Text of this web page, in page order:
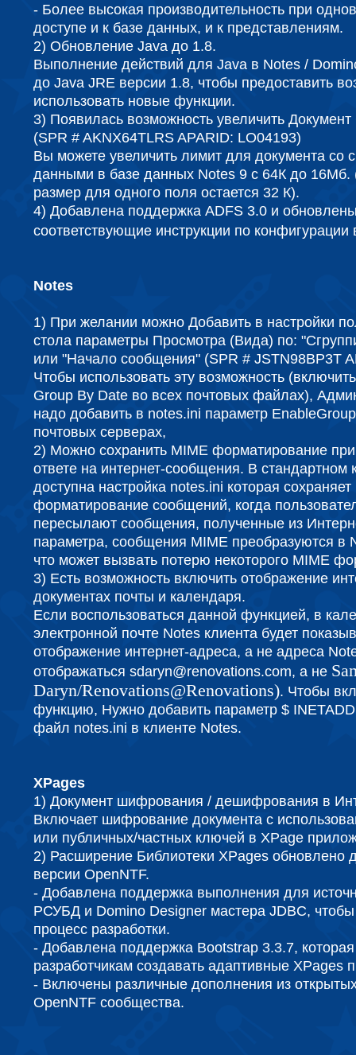
- Более высокая производительность при
доступе и к базе данных, и к представлениям.
2) Обновление Java до 1.8.
Выполнение действий для Java в Notes /
до Java JRE версии 1.8, чтобы предоставить
использовать новые функции.
3) Появилась возможность увеличить
(SPR # AKNX64TLRS APARID: LO04193)
Вы можете увеличить лимит для документа со
данными в базе данных Notes 9 с 64К до
размер для одного поля остается 32 К).
4) Добавлена поддержка ADFS 3.0 и
соответствующие инструкции по конфигурации
Notes
1) При желании можно Добавить в настройки
стола параметры Просмотра (Вида) по:
или "Начало сообщения" (SPR # JSTN98BP3T
Чтобы использовать эту возможность
Group By Date во всех почтовых файлах),
надо добавить в notes.ini параметр
почтовых серверах,
2) Можно сохранить MIME форматирование
ответе на интернет-сообщения. В стандартном
доступна настройка notes.ini которая
форматирование сообщений, когда
пересылают сообщения, полученные из
параметра, сообщения MIME преобразуются в
что может вызвать потерю некоторого MIME
3) Есть возможность включить отображение
документах почты и календаря.
Если воспользоваться данной функцией, в
электронной почте Notes клиента будет
отображение интернет-адреса, а не адреса
отображаться sdaryn@renovations.com, а не
Daryn/Renovations@Renovations). Чтобы
функцию, Нужно добавить параметр $
файл notes.ini в клиенте Notes.
XPages
1) Документ шифрования / дешифрования в
Включает шифрование документа с
или публичных/частных ключей в XPage
2) Расширение Библиотеки XPages обновлено
версии OpenNTF.
- Добавлена ​​поддержка выполнения для
РСУБД и Domino Designer мастера JDBC, чтобы
процесс разработки.
- Добавлена поддержка Bootstrap 3.3.7, которая
разработчикам создавать адаптивные XPages
- Включены различные дополнения из
OpenNTF сообщества.